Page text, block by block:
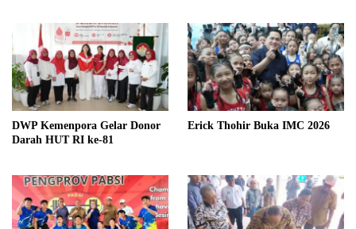
DWP Kemenpora Gelar Donor
Darah HUT RI ke-81
Erick Thohir Buka IMC 2026